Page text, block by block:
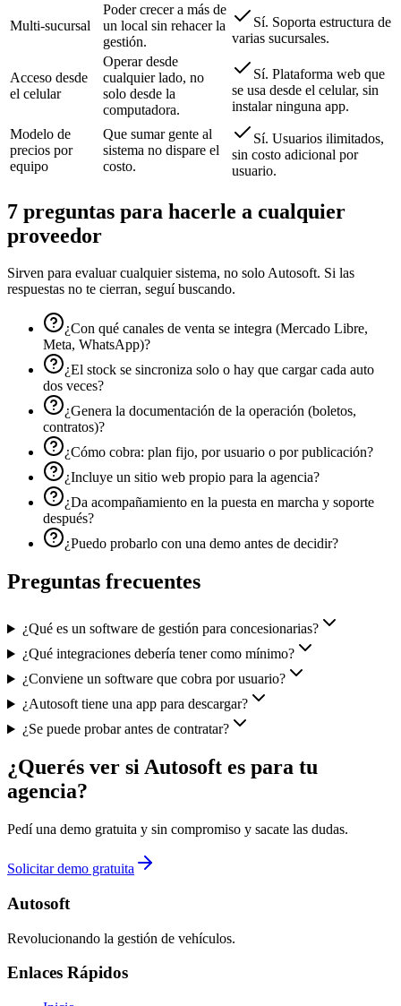
Multi-sucursal
Poder crecer a más de
un local sin rehacer la
gestión.
Sí. Soporta estructura de
varias sucursales.
Acceso desde
el celular
Operar desde
cualquier lado, no
solo desde la
computadora.
Sí. Plataforma web que
se usa desde el celular, sin
instalar ninguna app.
Modelo de
precios por
equipo
Que sumar gente al
sistema no dispare el
costo.
Sí. Usuarios ilimitados,
sin costo adicional por
usuario.
7 preguntas para hacerle a cualquier
proveedor
Sirven para evaluar cualquier sistema, no solo Autosoft. Si las
respuestas no te cierran, seguí buscando.
¿Con qué canales de venta se integra (Mercado Libre,
Meta, WhatsApp)?
¿El stock se sincroniza solo o hay que cargar cada auto
dos veces?
¿Genera la documentación de la operación (boletos,
contratos)?
¿Cómo cobra: plan fijo, por usuario o por publicación?
¿Incluye un sitio web propio para la agencia?
¿Da acompañamiento en la puesta en marcha y soporte
después?
¿Puedo probarlo con una demo antes de decidir?
Preguntas frecuentes
¿Qué es un software de gestión para concesionarias?
¿Qué integraciones debería tener como mínimo?
¿Conviene un software que cobra por usuario?
¿Autosoft tiene una app para descargar?
¿Se puede probar antes de contratar?
¿Querés ver si Autosoft es para tu
agencia?
Pedí una demo gratuita y sin compromiso y sacate las dudas.
Solicitar demo gratuita
Autosoft
Revolucionando la gestión de vehículos.
Enlaces Rápidos